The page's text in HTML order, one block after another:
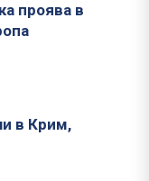
проява в
в Крим,